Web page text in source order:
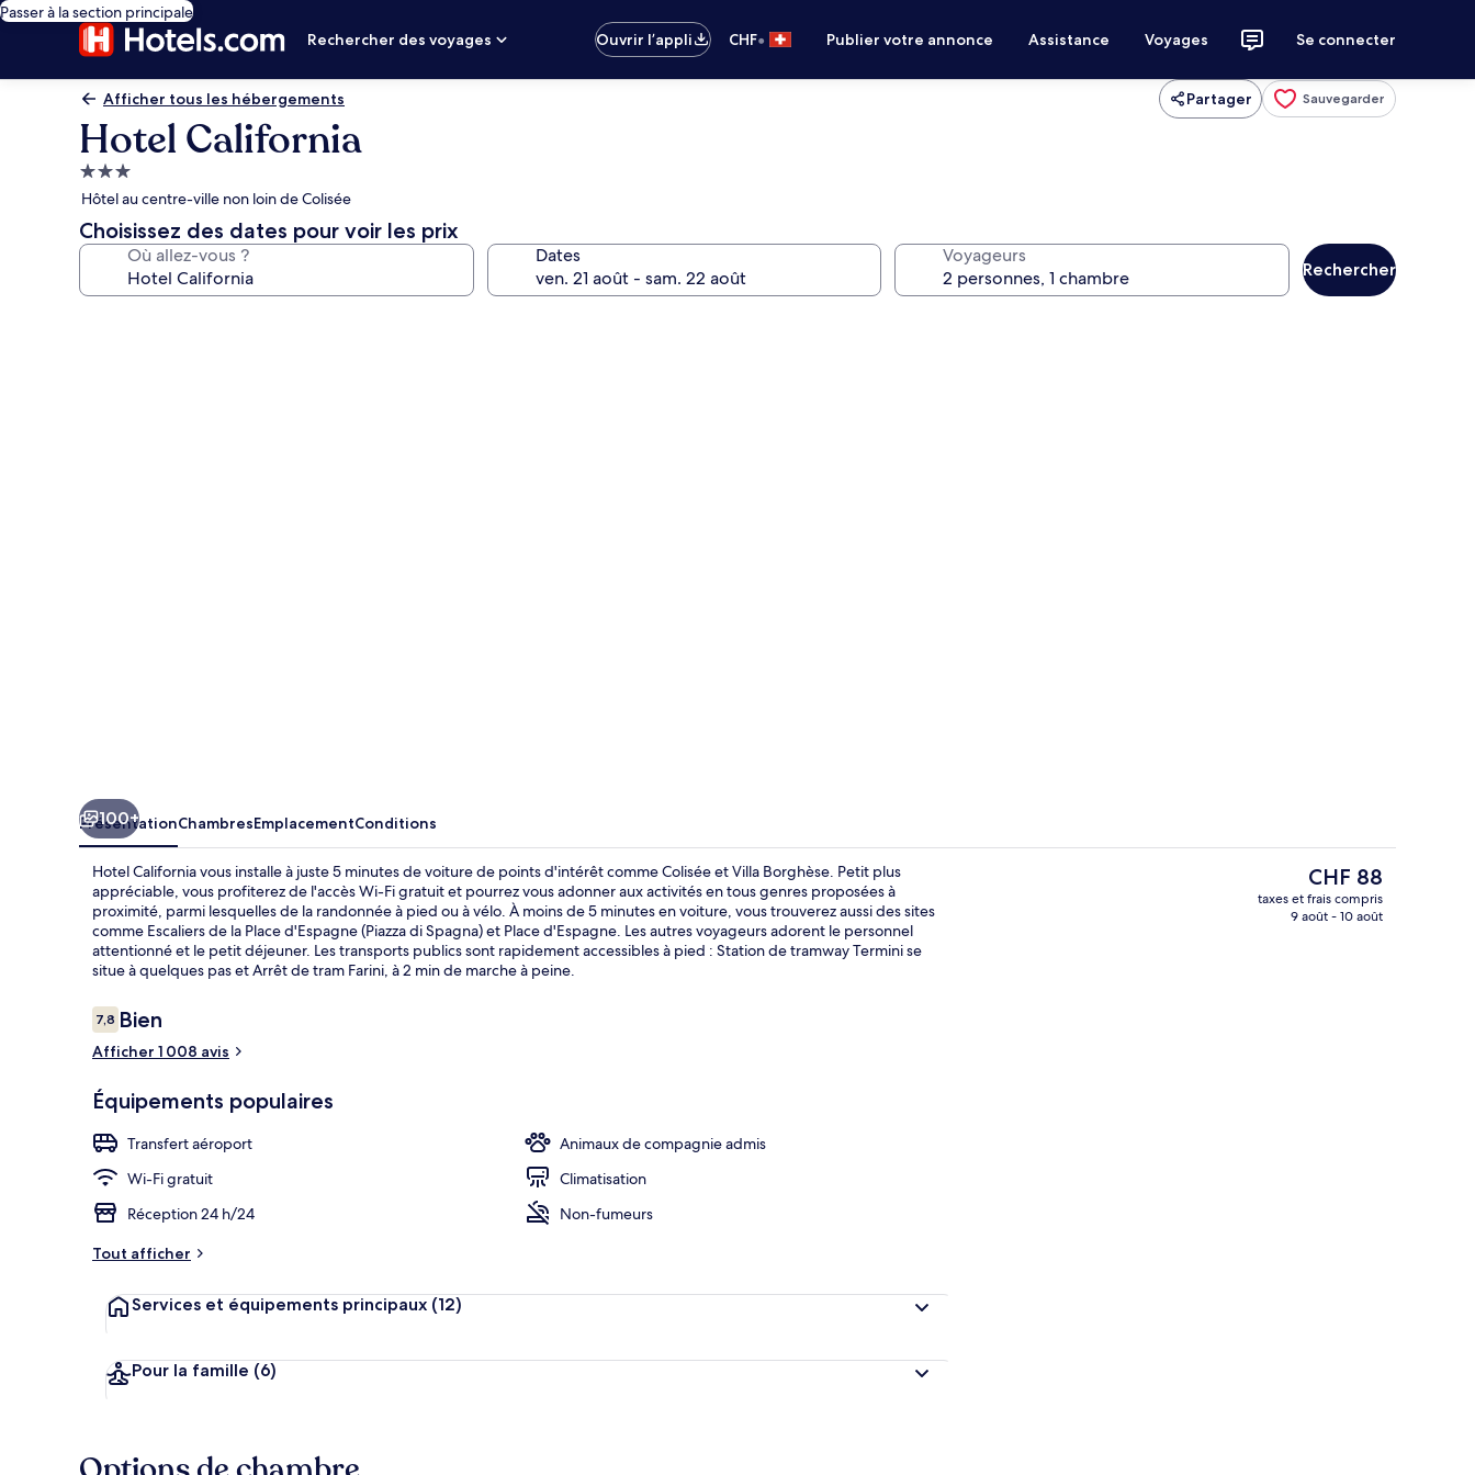
Passer à la section principale
Rechercher des voyages
Ouvrir l’appli CHF• Publier votre annonce Assistance Voyages Se connecter
Afficher tous les hébergements Partager Sauvegarder
Hotel California
Hébergement
3.0 étoiles
Hôtel au centre-ville non loin de Colisée
Choisissez des dates pour voir les prix
Où allez-vous ? Dates Voyageurs
Rechercher
Vue depuis l’hébergement
100+
PrésentationChambresEmplacementConditions
Hotel California vous installe à juste 5 minutes de voiture de points d'intérêt comme Colisée et Villa Borghèse. Petit plus
appréciable, vous profiterez de l'accès Wi-Fi gratuit et pourrez vous adonner aux activités en tous genres proposées à
proximité, parmi lesquelles de la randonnée à pied ou à vélo. À moins de 5 minutes en voiture, vous trouverez aussi des sites
comme Escaliers de la Place d'Espagne (Piazza di Spagna) et Place d'Espagne. Les autres voyageurs adorent le personnel
attentionné et le petit déjeuner. Les transports publics sont rapidement accessibles à pied : Station de tramway Termini se
situe à quelques pas et Arrêt de tram Farini, à 2 min de marche à peine.
Avis
voyageurs
7,87,8 sur 10
Bien
Afficher 1 008 avis
Équipements populaires
Transfert aéroport
Animaux de compagnie admis
Wi-Fi gratuit
Climatisation
Réception 24 h/24
Non-fumeurs
Tout afficher
Services et équipements principaux (12)
Pour la famille (6)
Le
prix
actuel
CHF 88
taxes et frais compris
9 août - 10 août